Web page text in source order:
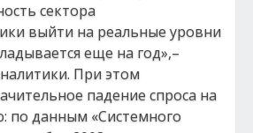
сектора
выйти на реальные уровни
еще на год»,–
При этом
падение спроса на
по данным «Системного